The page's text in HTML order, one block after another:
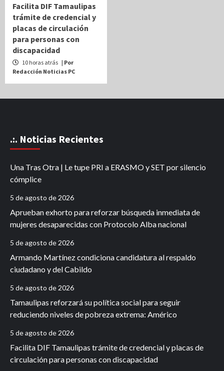
Facilita DIF Tamaulipas
trámite de credencial y
placas de circulación
para personas con
discapacidad
10 horas atrás | Por
Redacción Noticias PC
.:. Noticias Recientes
Una Tras Otra | Le tupe PRI a ERASMO y SET por silencio
cómplice
5 de agosto de 2026
Aprueban exhorto para reforzar búsqueda inmediata de
mujeres desaparecidas con Protocolo Alba nacional
5 de agosto de 2026
Armando Martínez condiciona candidatura al respaldo
ciudadano y del Cabildo
5 de agosto de 2026
Tamaulipas reforzará su política social para seguir
reduciendo niveles de pobreza extrema: Américo
5 de agosto de 2026
Facilita DIF Tamaulipas trámite de credencial y placas de
circulación para personas con discapacidad